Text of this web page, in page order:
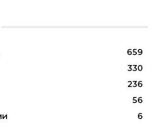
659
330
236
56
6